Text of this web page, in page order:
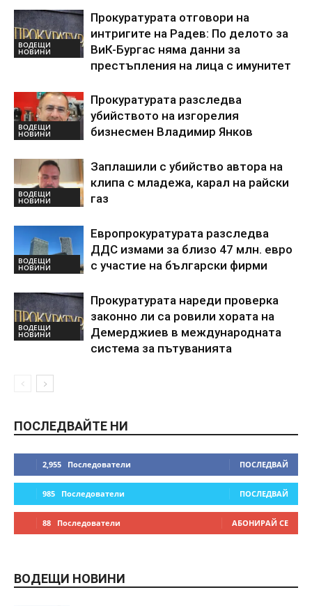
ВОДЕЩИ
НОВИНИ
Прокуратурата отговори на
интригите на Радев: По делото за
ВиК-Бургас няма данни за
престъпления на лица с имунитет
ВОДЕЩИ
НОВИНИ
Прокуратурата разследва
убийството на изгорелия
бизнесмен Владимир Янков
ВОДЕЩИ
НОВИНИ
Заплашили с убийство автора на
клипа с младежа, карал на райски
газ
ВОДЕЩИ
НОВИНИ
Европрокуратурата разследва
ДДС измами за близо 47 млн. евро
с участие на български фирми
ВОДЕЩИ
НОВИНИ
Прокуратурата нареди проверка
законно ли са ровили хората на
Демерджиев в международната
система за пътуванията
ПОСЛЕДВАЙТЕ НИ
2,955 Последователи ПОСЛЕДВАЙ
985 Последователи ПОСЛЕДВАЙ
88 Последователи АБОНИРАЙ СЕ
ВОДЕЩИ НОВИНИ